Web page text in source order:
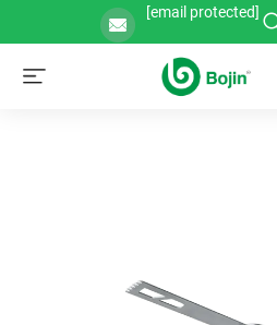
[email protected]